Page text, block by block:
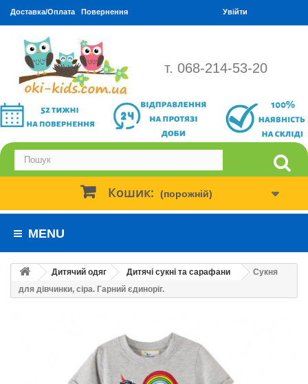
Доставка/Оплата Повернення Увійти
т. 068-214-53-20
Кошик: (порожній)
MENU
Дитячий одяг Дитячі сукні та сарафани
Сукня
для дівчинки, сіра. Гарний єдиноріг.